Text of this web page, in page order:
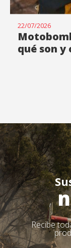
22/07/2026
qué son
Recibe